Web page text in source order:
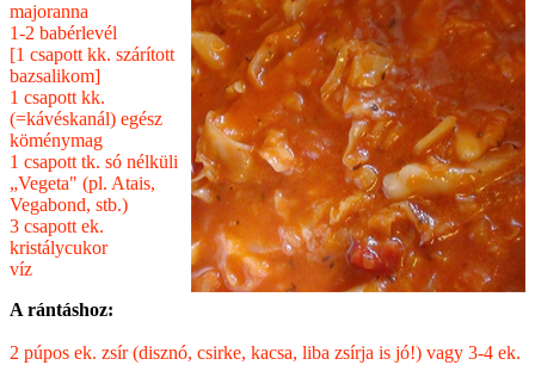
majoranna
1-2 babérlevél
[1 csapott kk. szárított
bazsalikom]
1 csapott kk.
(=kávéskanál) egész
köménymag
1 csapott tk. só nélküli
„Vegeta" (pl. Atais,
Vegabond, stb.)
3 csapott ek.
kristálycukor
víz
A rántáshoz:
2 púpos ek. zsír (disznó, csirke, kacsa, liba zsírja is jó!) vagy 3-4 ek.